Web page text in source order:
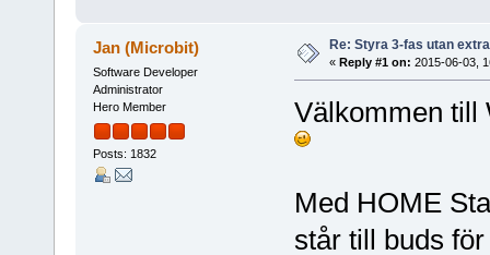
Jan (Microbit)
Software Developer
Administrator
Hero Member
Posts: 1832
Re: Styra 3-fas utan
« Reply #1 on: 2015-06-03,
Välkommen till
Med HOME
står till buds